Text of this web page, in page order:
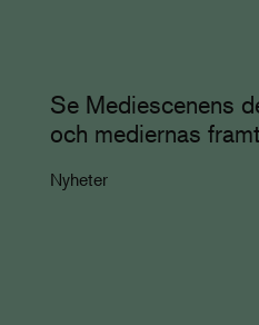
Se Mediescenens
och mediernas
Nyheter